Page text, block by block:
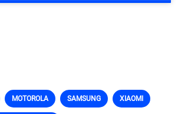
MOTOROLA SAMSUNG XIAOMI